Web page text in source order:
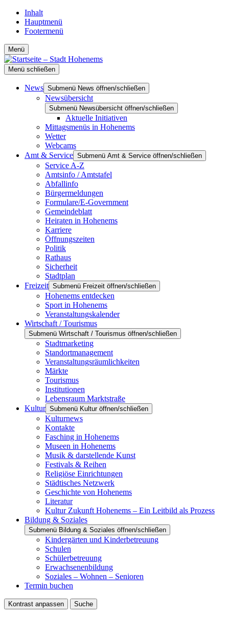
Inhalt
Hauptmenü
Footermenü
Menü
Menü schließen
News Submenü News öffnen/schließen
Newsübersicht
Submenü Newsübersicht öffnen/schließen
Aktuelle Initiativen
Mittagsmenüs in Hohenems
Wetter
Webcams
Amt & Service Submenü Amt & Service öffnen/schließen
Service A-Z
Amtsinfo / Amtstafel
Abfallinfo
Bürgermeldungen
Formulare/E-Government
Gemeindeblatt
Heiraten in Hohenems
Karriere
Öffnungszeiten
Politik
Rathaus
Sicherheit
Stadtplan
Freizeit Submenü Freizeit öffnen/schließen
Hohenems entdecken
Sport in Hohenems
Veranstaltungskalender
Wirtschaft / Tourismus
Submenü Wirtschaft / Tourismus öffnen/schließen
Stadtmarketing
Standortmanagement
Veranstaltungsräumlichkeiten
Märkte
Tourismus
Institutionen
Lebensraum Marktstraße
Kultur Submenü Kultur öffnen/schließen
Kulturnews
Kontakte
Fasching in Hohenems
Museen in Hohenems
Musik & darstellende Kunst
Festivals & Reihen
Religiöse Einrichtungen
Städtisches Netzwerk
Geschichte von Hohenems
Literatur
Kultur Zukunft Hohenems – Ein Leitbild als Prozess
Bildung & Soziales
Submenü Bildung & Soziales öffnen/schließen
Kindergärten und Kinderbetreuung
Schulen
Schülerbetreuung
Erwachsenenbildung
Soziales – Wohnen – Senioren
Termin buchen
Kontrast anpassen Suche